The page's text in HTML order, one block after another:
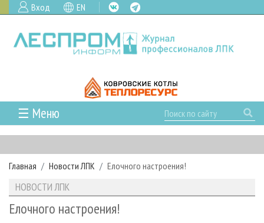
Вход EN
☰ Меню
ГЛАВНАЯ
РУБРИКИ И ТЕМЫ
РУБРИКИ ЖУРНАЛА
ЛЕСНОЕ ХОЗЯЙСТВО
ЛЕСОЗАГОТОВКА
НОВОСТИ
КАЛЕНДАРЬ СОБЫТИЙ
НОВОСТИ ЛПК
ПРОЕКТЫ ЛПИ
АНАЛИТИКА
АРХИВ
Главная Новости ЛПК Елочного настроения!
НОВОСТИ ЛПК
Елочного настроения!